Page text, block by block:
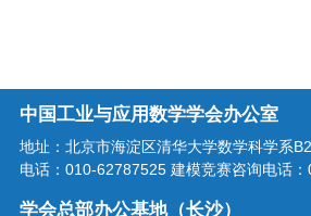
中国工业与应用数学学会办公室
地址：北京市海淀区清华大学数学科学系
电话：010-62787525 建模竞赛咨询电话
学会总部办公基地（长沙）